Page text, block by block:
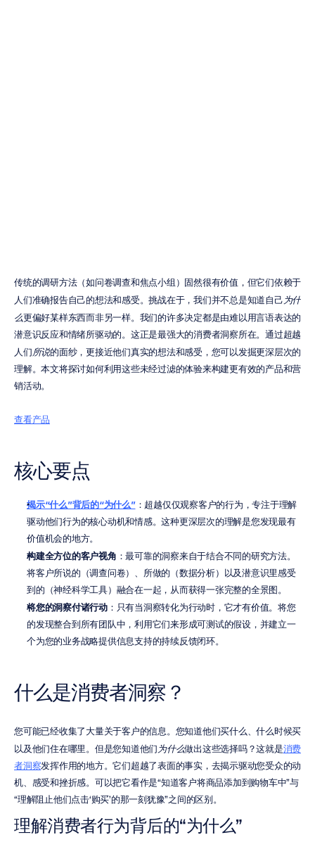
传统的调研方法（如问卷调查和焦点小组）固然很有价值，但它们依赖于
人们准确报告自己的想法和感受。挑战在于，我们并不总是知道自己为什
么更偏好某样东西而非另一样。我们的许多决定都是由难以用言语表达的
潜意识反应和情绪所驱动的。这正是最强大的消费者洞察所在。通过超越
人们所说的面纱，更接近他们真实的想法和感受，您可以发掘更深层次的
理解。本文将探讨如何利用这些未经过滤的体验来构建更有效的产品和营
销活动。
查看产品
核心要点
揭示“什么”背后的“为什么”：超越仅仅观察客户的行为，专注于理解
驱动他们行为的核心动机和情感。这种更深层次的理解是您发现最有
价值机会的地方。
构建全方位的客户视角 ：最可靠的洞察来自于结合不同的研究方法。
将客户所说的（调查问卷）、所做的（数据分析）以及潜意识里感受
到的（神经科学工具）融合在一起，从而获得一张完整的全景图。
将您的洞察付诸行动：只有当洞察转化为行动时，它才有价值。将您
的发现整合到所有团队中，利用它们来形成可测试的假设，并建立一
个为您的业务战略提供信息支持的持续反馈闭环。
什么是消费者洞察？
您可能已经收集了大量关于客户的信息。您知道他们买什么、什么时候买
以及他们住在哪里。但是您知道他们为什么做出这些选择吗？这就是消费
者洞察发挥作用的地方。它们超越了表面的事实，去揭示驱动您受众的动
机、感受和挫折感。可以把它看作是“知道客户将商品添加到购物车中”与
“理解阻止他们点击‘购买’的那一刻犹豫”之间的区别。
理解消费者行为背后的“为什么”